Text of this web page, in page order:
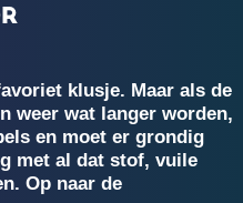
klusje. Maar als de
weer wat langer worden,
en moet er grondig
met al dat stof, vuile
Op naar de